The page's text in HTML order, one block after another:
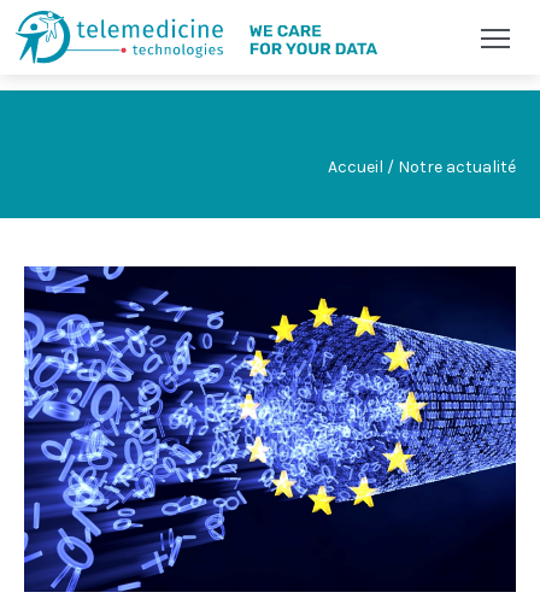
Accueil / Notre actualité